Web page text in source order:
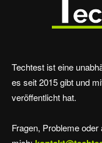
Techtest ist eine
es seit 2015 gibt und
veröffentlicht hat.
Fragen, Probleme